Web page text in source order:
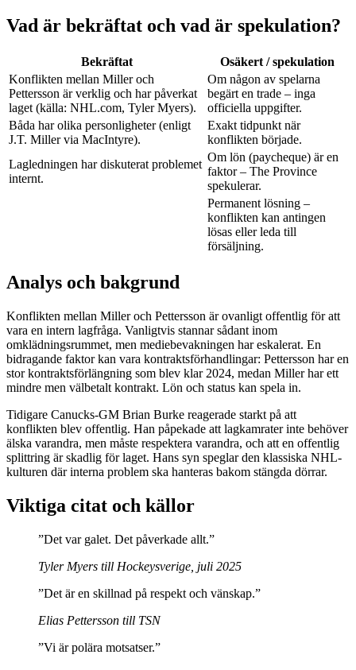
Vad är bekräftat och vad är spekulation?
Bekräftat
Osäkert / spekulation
Konflikten mellan Miller och
Pettersson är verklig och har påverkat
laget (källa: NHL.com, Tyler Myers).
Om någon av spelarna
begärt en trade – inga
officiella uppgifter.
Båda har olika personligheter (enligt
J.T. Miller via MacIntyre).
Exakt tidpunkt när
konflikten började.
Lagledningen har diskuterat problemet
internt.
Om lön (paycheque) är en
faktor – The Province
spekulerar.
Permanent lösning –
konflikten kan antingen
lösas eller leda till
försäljning.
Analys och bakgrund
Konflikten mellan Miller och Pettersson är ovanligt offentlig för att
vara en intern lagfråga. Vanligtvis stannar sådant inom
omklädningsrummet, men mediebevakningen har eskalerat. En
bidragande faktor kan vara kontraktsförhandlingar: Pettersson har en
stor kontraktsförlängning som blev klar 2024, medan Miller har ett
mindre men välbetalt kontrakt. Lön och status kan spela in.
Tidigare Canucks-GM Brian Burke reagerade starkt på att
konflikten blev offentlig. Han påpekade att lagkamrater inte behöver
älska varandra, men måste respektera varandra, och att en offentlig
splittring är skadlig för laget. Hans syn speglar den klassiska NHL-
kulturen där interna problem ska hanteras bakom stängda dörrar.
Viktiga citat och källor
”Det var galet. Det påverkade allt.”
Tyler Myers till Hockeysverige, juli 2025
”Det är en skillnad på respekt och vänskap.”
Elias Pettersson till TSN
”Vi är polära motsatser.”